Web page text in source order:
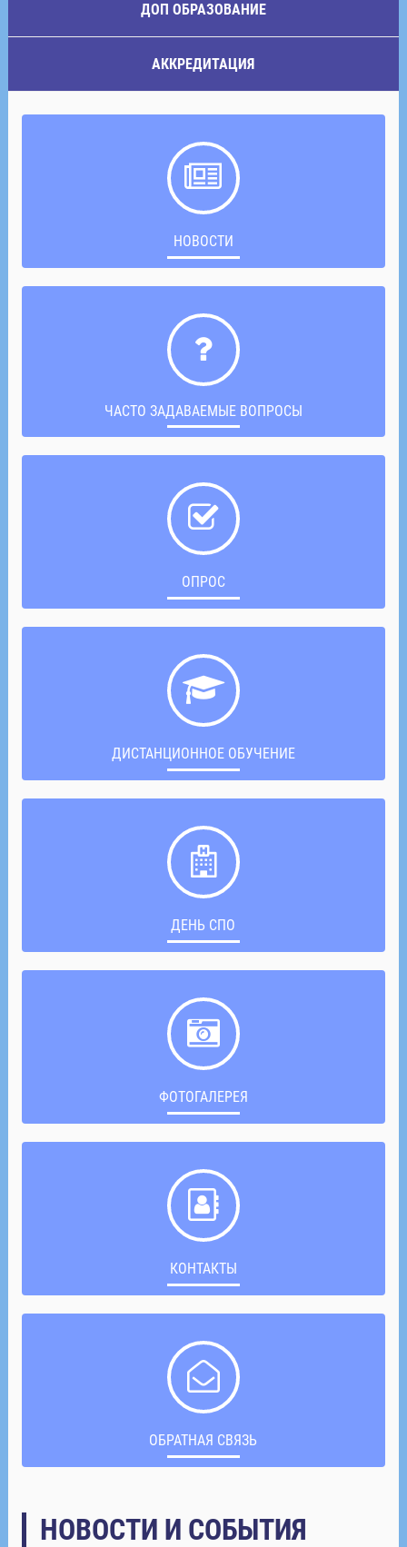
ДОП ОБРАЗОВАНИЕ
АККРЕДИТАЦИЯ
НОВОСТИ
ЧАСТО ЗАДАВАЕМЫЕ ВОПРОСЫ
ОПРОС
ДИСТАНЦИОННОЕ ОБУЧЕНИЕ
ДЕНЬ СПО
ФОТОГАЛЕРЕЯ
КОНТАКТЫ
ОБРАТНАЯ СВЯЗЬ
НОВОСТИ И СОБЫТИЯ